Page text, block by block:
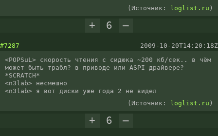
(Источник: loglist.ru )
+ 6 –
#7287
2009-10-20T14:20:18Z
<POPSuL> скорость чтения с сидюка ~200 кб/сек.. в чём
может быть трабл? в приводе или ASPI драйвере?
*SCRATCH*
<n3lab> несмешно
<n3lab> я вот диски уже года 2 не видел
(Источник: loglist.ru )
+ 6 –